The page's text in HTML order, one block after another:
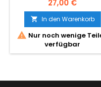
: Français Relié : 184 pages
ISBN-10 : 2381350314 ISBN-
: 978-2381350318 Poids de
l'article : 610 g
: 12.8 x 5.5 x 17.4 cm
Preis
27,00 €
 In den Warenkorb
 Nur noch wenige
verfügbar